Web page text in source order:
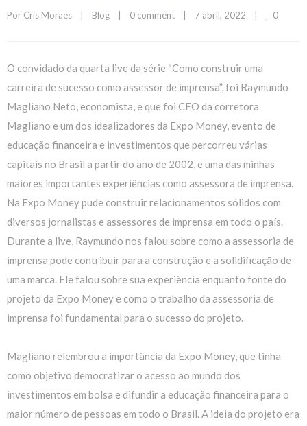
Por Cris Moraes Blog 0 comment 7 abril, 2022 0
O convidado da quarta live da série “Como construir uma
carreira de sucesso como assessor de imprensa”, foi Raymundo
Magliano Neto, economista, e que foi CEO da corretora
Magliano e um dos idealizadores da Expo Money, evento de
educação financeira e investimentos que percorreu várias
capitais no Brasil a partir do ano de 2002, e uma das minhas
maiores importantes experiências como assessora de imprensa.
Na Expo Money pude construir relacionamentos sólidos com
diversos jornalistas e assessores de imprensa em todo o país.
Durante a live, Raymundo nos falou sobre como a assessoria de
imprensa pode contribuir para a construção e a solidificação de
uma marca. Ele falou sobre sua experiência enquanto fonte do
projeto da Expo Money e como o trabalho da assessoria de
imprensa foi fundamental para o sucesso do projeto.
Magliano relembrou a importância da Expo Money, que tinha
como objetivo democratizar o acesso ao mundo dos
investimentos em bolsa e difundir a educação financeira para o
maior número de pessoas em todo o Brasil. A ideia do projeto era